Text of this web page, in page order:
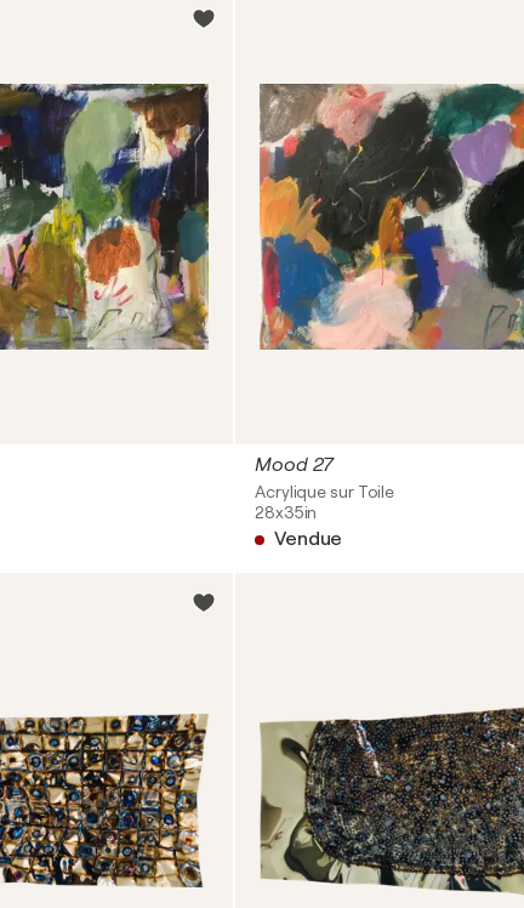
Mood 27
Acrylique sur Toile
28x35in
Vendue